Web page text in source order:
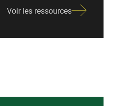
Voir les ressources